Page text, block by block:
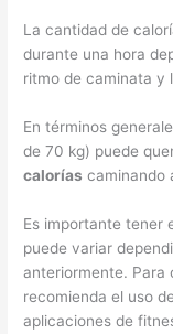
La cantidad de
durante una hora
ritmo de caminata y
En términos
de 70 kg) puede
calorías caminando
Es importante tener
puede variar
anteriormente. Para
recomienda el uso
aplicaciones de